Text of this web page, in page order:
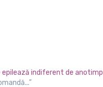
epilează indiferent de anotimp